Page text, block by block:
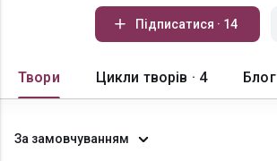
Підписатися · 14
Твори Цикли творів · 4 Блог
За замовчуванням